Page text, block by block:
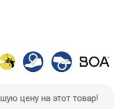
цену на этот товар!